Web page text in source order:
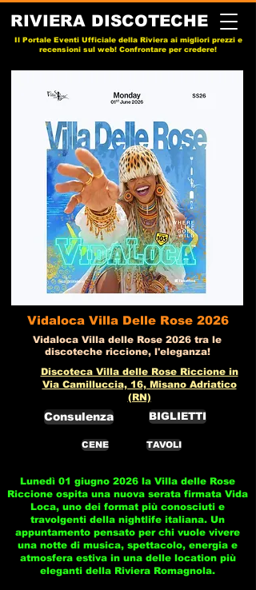
RIVIERA DISCOTECHE
Il Portale Eventi Ufficiale della Riviera ai migliori prezzi e
recensioni sul web! Confrontare per credere!
Vidaloca Villa Delle Rose 2026
Vidaloca Villa delle Rose 2026 tra le
discoteche riccione, l'eleganza!
Discoteca Villa delle Rose Riccione in
Via Camilluccia, 16, Misano Adriatico
(RN)
Consulenza BIGLIETTI
CENE TAVOLI
Lunedì 01 giugno 2026 la Villa delle Rose
Riccione ospita una nuova serata firmata Vida
Loca, uno dei format più conosciuti e
travolgenti della nightlife italiana. Un
appuntamento pensato per chi vuole vivere
una notte di musica, spettacolo, energia e
atmosfera estiva in una delle location più
eleganti della Riviera Romagnola.